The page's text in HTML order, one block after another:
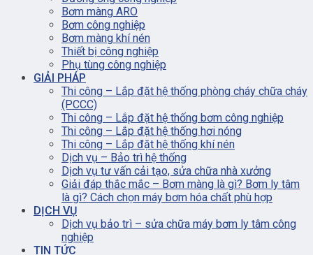
Bơm màng ARO
Bơm công nghiệp
Bơm màng khí nén
Thiết bị công nghiệp
Phụ tùng công nghiệp
GIẢI PHÁP
Thi công – Lắp đặt hệ thống phòng cháy chữa cháy
(PCCC)
Thi công – Lắp đặt hệ thống bơm công nghiệp
Thi công – Lắp đặt hệ thống hơi nóng
Thi công – Lắp đặt hệ thống khí nén
Dịch vụ – Bảo trì hệ thống
Dịch vụ tư vấn cải tạo, sửa chữa nhà xưởng
Giải đáp thắc mắc – Bơm màng là gì? Bơm ly tâm
là gì? Cách chọn máy bơm hóa chất phù hợp
DỊCH VỤ
Dịch vụ bảo trì – sửa chữa máy bơm ly tâm công
nghiệp
TIN TỨC